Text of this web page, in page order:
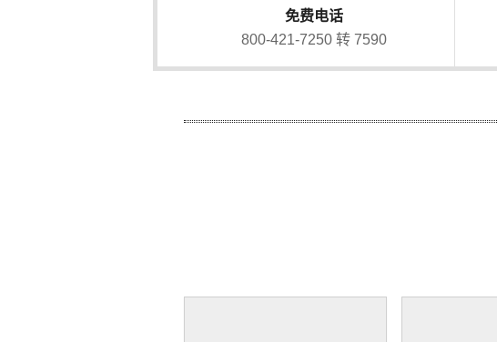
免费电话
800-421-7250 转 7590